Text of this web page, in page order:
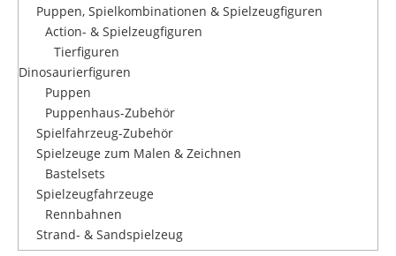
Puppen, Spielkombinationen & Spielzeugfiguren
Action- & Spielzeugfiguren
Tierfiguren
Dinosaurierfiguren
Puppen
Puppenhaus-Zubehör
Spielfahrzeug-Zubehör
Spielzeuge zum Malen & Zeichnen
Bastelsets
Spielzeugfahrzeuge
Rennbahnen
Strand- & Sandspielzeug